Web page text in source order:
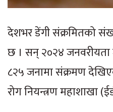
देशभर डेंगी संक्रमितको
छ । सन् २०२४
८२५ जनामा संक्रमण
रोग नियन्त्रण महाशाखा